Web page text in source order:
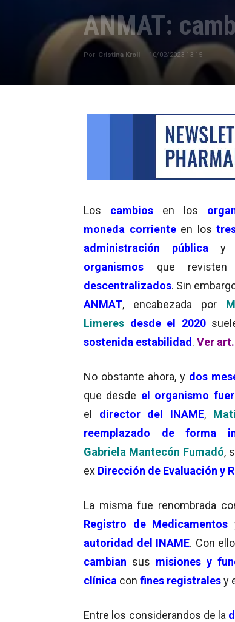
ANMAT:
Por Cristina Kroll - 10/02/2023 13:15
Los cambios en los
moneda corriente en los
administración pública
y
organismos que revisten
descentralizados. Sin
ANMAT, encabezada por
Limeres desde el 2020
sostenida estabilidad. Ver
No obstante ahora, y dos
que desde el organismo
el director del INAME,
reemplazado de forma
Gabriela Mantecón Fumadó,
ex Dirección de Evaluación y
La misma fue renombrada
Registro de Medicamentos
autoridad del INAME. Con
cambian sus misiones y
clínica con fines registralesy
Entre los considerandos de la